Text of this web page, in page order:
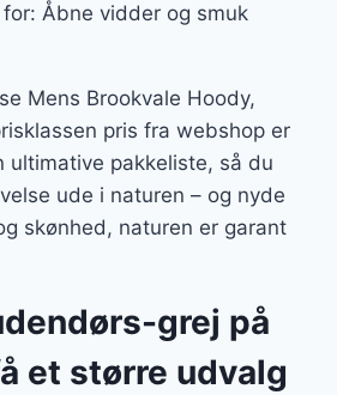
Åbne vidder og smuk
Mens Brookvale Hoody,
pris fra webshop er
pakkeliste, så du
ude i naturen – og nyde
skønhed, naturen er garant
grej på
et større udvalg